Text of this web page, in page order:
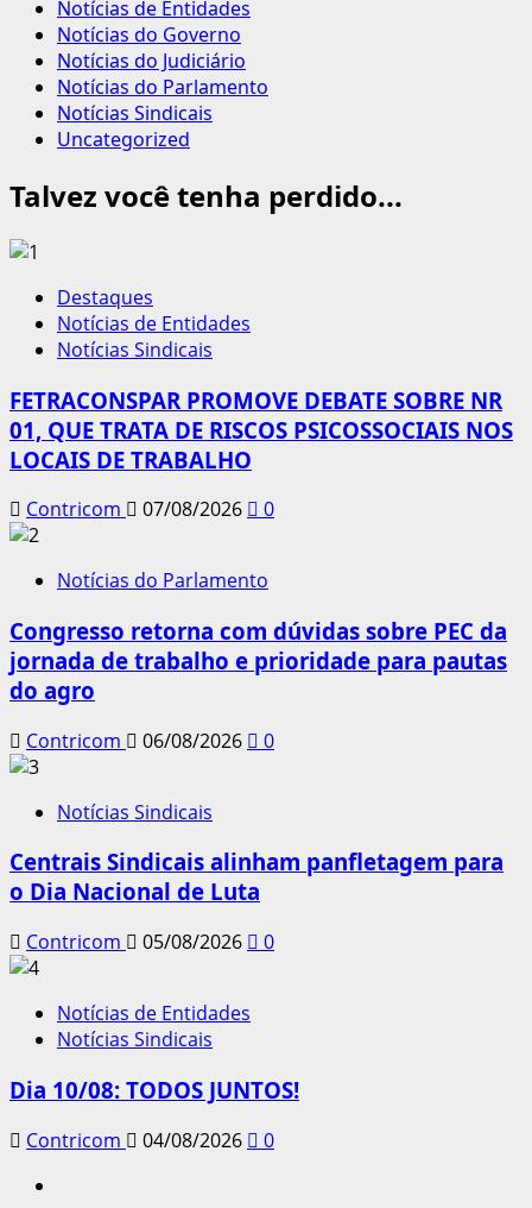
Notícias de Entidades
Notícias do Governo
Notícias do Judiciário
Notícias do Parlamento
Notícias Sindicais
Uncategorized
Talvez você tenha perdido...
Destaques
Notícias de Entidades
Notícias Sindicais
FETRACONSPAR PROMOVE DEBATE SOBRE NR
01, QUE TRATA DE RISCOS PSICOSSOCIAIS NOS
LOCAIS DE TRABALHO
Contricom 07/08/2026 0
Notícias do Parlamento
Congresso retorna com dúvidas sobre PEC da
jornada de trabalho e prioridade para pautas
do agro
Contricom 06/08/2026 0
Notícias Sindicais
Centrais Sindicais alinham panfletagem para
o Dia Nacional de Luta
Contricom 05/08/2026 0
Notícias de Entidades
Notícias Sindicais
Dia 10/08: TODOS JUNTOS!
Contricom 04/08/2026
0